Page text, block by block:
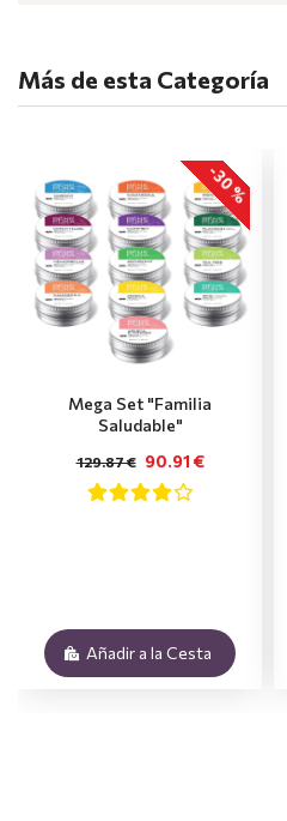
Más de esta Categoría
-30 %
Mega Set "Familia
Saludable"
90.91 €
129.87 €
Añadir a la Cesta